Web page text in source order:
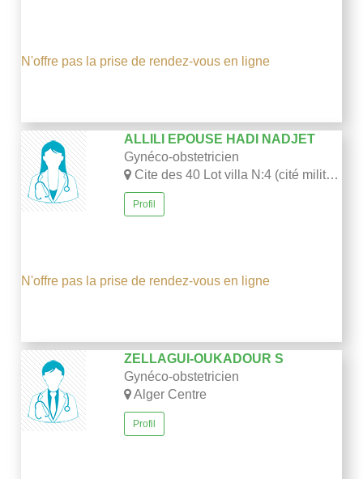
N'offre pas la prise de rendez-vous en ligne
ALLILI EPOUSE HADI NADJET
Gynéco-obstetricien
Cite des 40 Lot villa N:4 (cité militaire)-Draria-Alger
Profil
N'offre pas la prise de rendez-vous en ligne
ZELLAGUI-OUKADOUR S
Gynéco-obstetricien
Alger Centre
Profil